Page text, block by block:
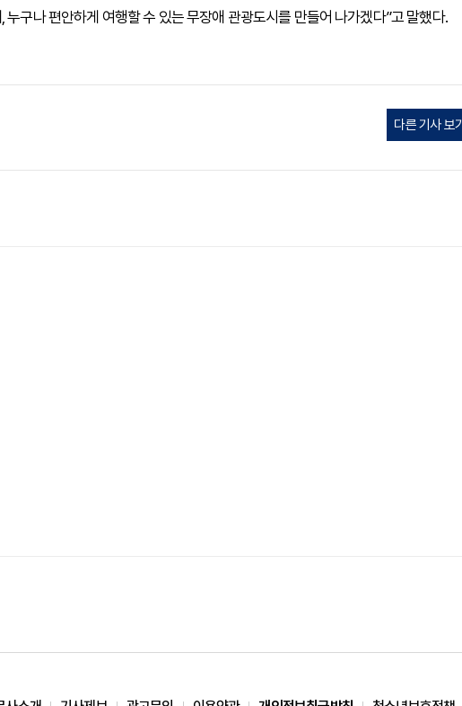
구나 편안하게 여행할 수 있는 무장애 관광도시를 만들어 나가겠다”고 말했다.
다른 기사 보기